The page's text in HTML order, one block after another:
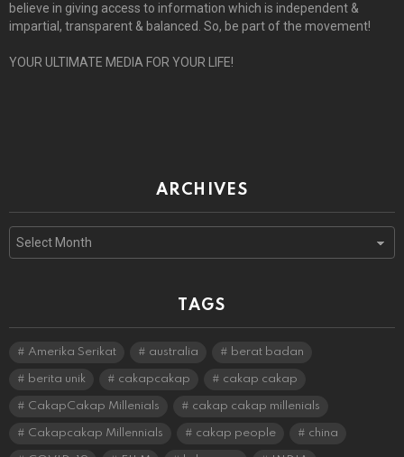
believe in giving access to information which is independent &
impartial, transparent & balanced. So, be part of the movement!
YOUR ULTIMATE MEDIA FOR YOUR LIFE!
ARCHIVES
TAGS
Amerika Serikat australia berat badan
berita unik cakapcakap cakap cakap
CakapCakap Millenials cakap cakap millenials
Cakapcakap Millennials cakap people china